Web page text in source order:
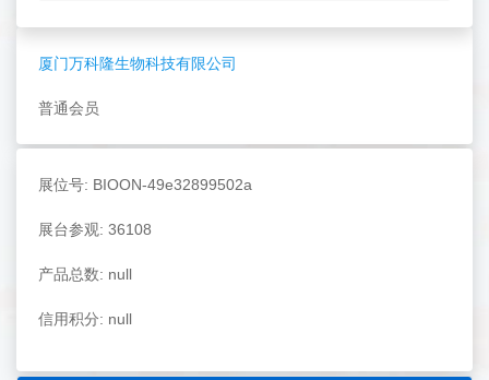
厦门万科隆生物科技有限公司
普通会员
展位号: BIOON-49e32899502a
展台参观: 36108
产品总数: null
信用积分: null